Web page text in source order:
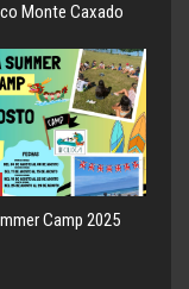
Monte Caxado
Camp 2025